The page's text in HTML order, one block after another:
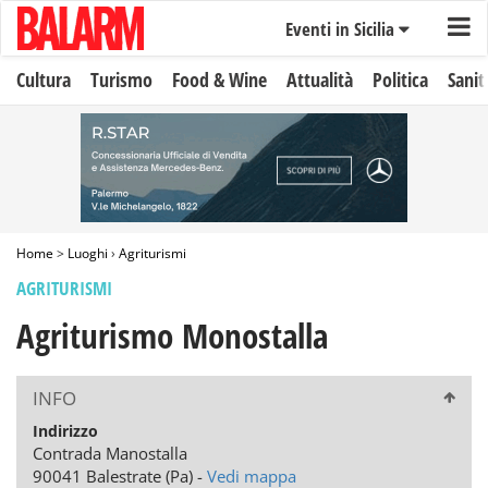
Eventi in Sicilia
Cultura Turismo Food & Wine Attualità Politica
Home> Luoghi › Agriturismi
AGRITURISMI
Agriturismo Monostalla
INFO
Indirizzo
Contrada Manostalla
90041 Balestrate (Pa) - Vedi mappa